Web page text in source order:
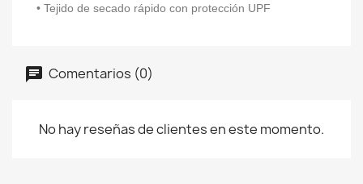
• Tejido de secado rápido con protección UPF
Comentarios (0)
No hay reseñas de clientes en este momento.